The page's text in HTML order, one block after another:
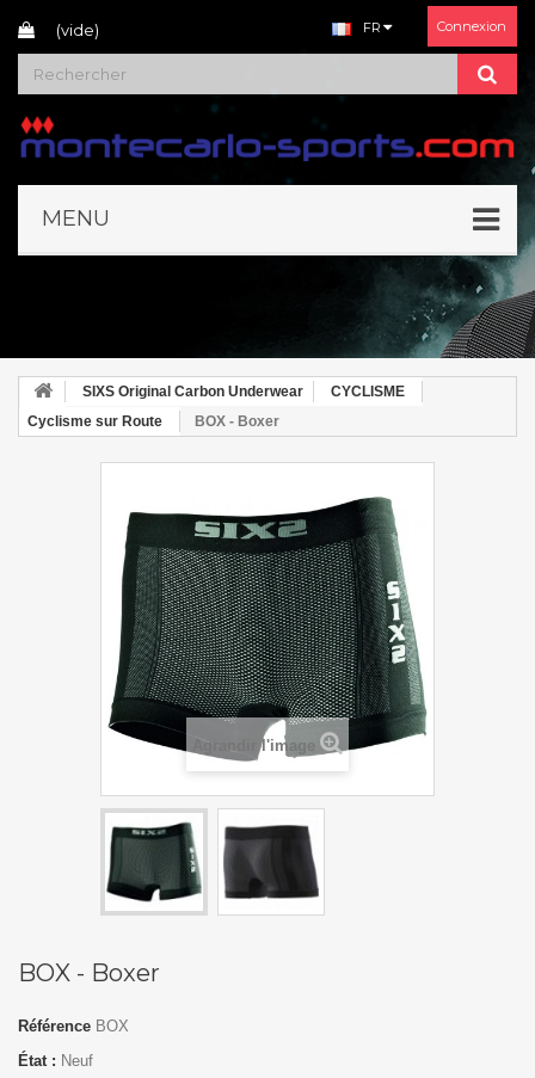
Connexion
(vide) FR
MENU
SIXS Original Carbon Underwear
CYCLISME
Cyclisme sur Route
BOX - Boxer
Agrandir l'image
BOX - Boxer
Référence BOX
État : Neuf